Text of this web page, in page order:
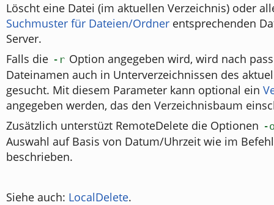
Löscht eine Datei (im aktuellen Verzeichnis) oder
Suchmuster für Dateien/Ordner entsprechenden
Server.
Falls die -r Option angegeben wird, wird nach
Dateinamen auch in Unterverzeichnissen des
gesucht. Mit diesem Parameter kann optional ein
angegeben werden, das den Verzeichnisbaum
Zusätzlich unterstüzt RemoteDelete die Optionen -
Auswahl auf Basis von Datum/Uhrzeit wie im
beschrieben.
Siehe auch: LocalDelete.